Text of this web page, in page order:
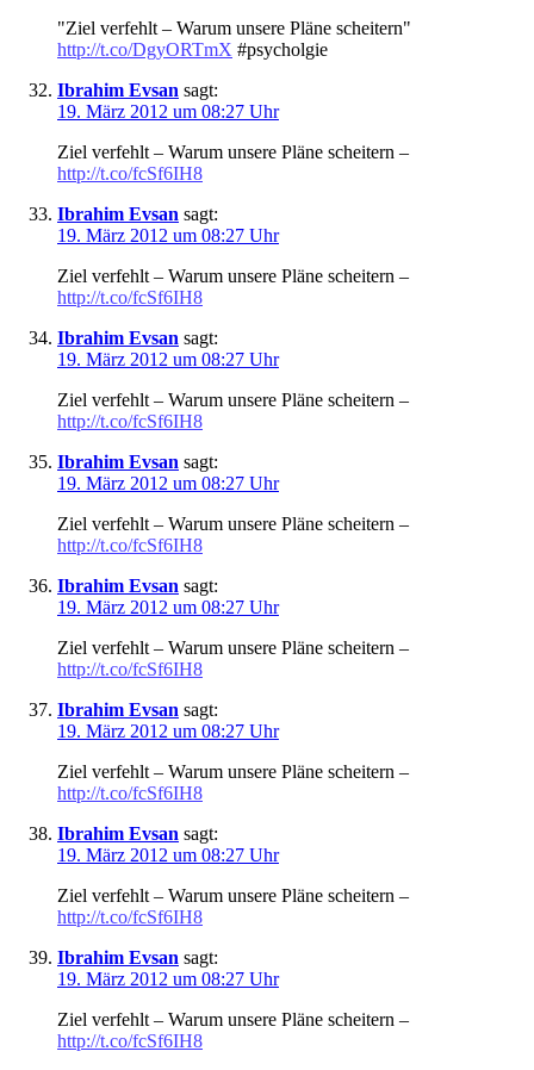
"Ziel verfehlt – Warum unsere Pläne scheitern"
http://t.co/DgyORTmX #psycholgie
Ibrahim Evsan sagt:
19. März 2012 um 08:27 Uhr
Ziel verfehlt – Warum unsere Pläne scheitern –
http://t.co/fcSf6IH8
Ibrahim Evsan sagt:
19. März 2012 um 08:27 Uhr
Ziel verfehlt – Warum unsere Pläne scheitern –
http://t.co/fcSf6IH8
Ibrahim Evsan sagt:
19. März 2012 um 08:27 Uhr
Ziel verfehlt – Warum unsere Pläne scheitern –
http://t.co/fcSf6IH8
Ibrahim Evsan sagt:
19. März 2012 um 08:27 Uhr
Ziel verfehlt – Warum unsere Pläne scheitern –
http://t.co/fcSf6IH8
Ibrahim Evsan sagt:
19. März 2012 um 08:27 Uhr
Ziel verfehlt – Warum unsere Pläne scheitern –
http://t.co/fcSf6IH8
Ibrahim Evsan sagt:
19. März 2012 um 08:27 Uhr
Ziel verfehlt – Warum unsere Pläne scheitern –
http://t.co/fcSf6IH8
Ibrahim Evsan sagt:
19. März 2012 um 08:27 Uhr
Ziel verfehlt – Warum unsere Pläne scheitern –
http://t.co/fcSf6IH8
Ibrahim Evsan sagt:
19. März 2012 um 08:27 Uhr
Ziel verfehlt – Warum unsere Pläne scheitern –
http://t.co/fcSf6IH8